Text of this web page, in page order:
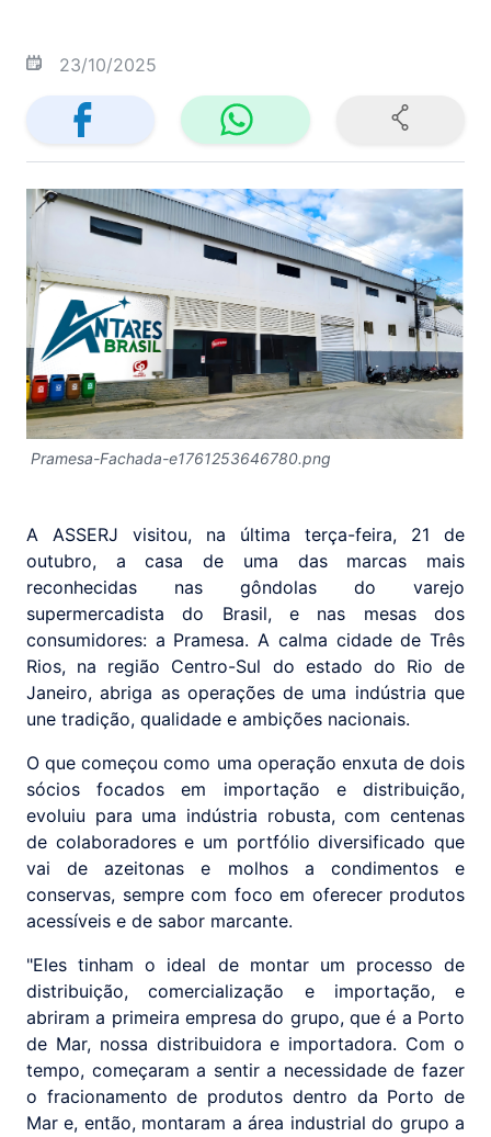
23/10/2025
Pramesa-Fachada-e1761253646780.png
A ASSERJ visitou, na última terça-feira, 21 de
outubro, a casa de uma das marcas mais
reconhecidas nas gôndolas do varejo
supermercadista do Brasil, e nas mesas dos
consumidores: a Pramesa. A calma cidade de Três
Rios, na região Centro-Sul do estado do Rio de
Janeiro, abriga as operações de uma indústria que
une tradição, qualidade e ambições nacionais.
O que começou como uma operação enxuta de dois
sócios focados em importação e distribuição,
evoluiu para uma indústria robusta, com centenas
de colaboradores e um portfólio diversificado que
vai de azeitonas e molhos a condimentos e
conservas, sempre com foco em oferecer produtos
acessíveis e de sabor marcante.
"Eles tinham o ideal de montar um processo de
distribuição, comercialização e importação, e
abriram a primeira empresa do grupo, que é a Porto
de Mar, nossa distribuidora e importadora. Com o
tempo, começaram a sentir a necessidade de fazer
o fracionamento de produtos dentro da Porto de
Mar e, então, montaram a área industrial do grupo a